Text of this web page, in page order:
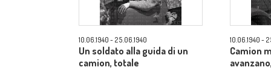
10.06.1940 - 25.06.1940
Un soldato alla guida di un
camion, totale
10.06.1940 -
Camion